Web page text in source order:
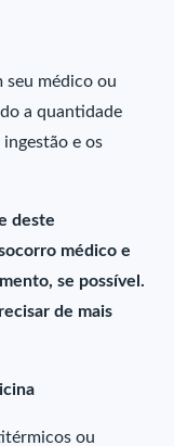
seu médico ou
a quantidade
e os
deste
médico e
se possível.
de mais
ou